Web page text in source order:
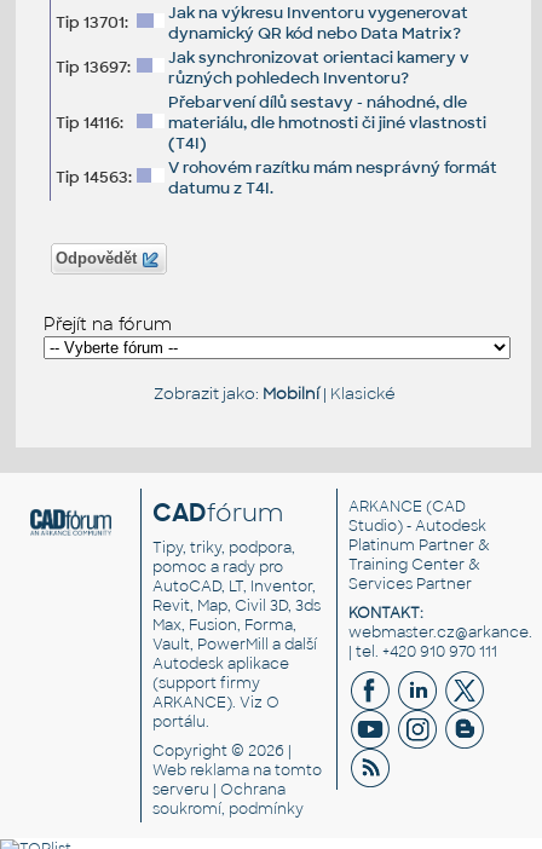
Tip 13701:
Jak na výkresu Inventoru vygenerovat
dynamický QR kód nebo Data Matrix?
Tip 13697:
Jak synchronizovat orientaci kamery v
různých pohledech Inventoru?
Tip 14116:
Přebarvení dílů sestavy - náhodné, dle
materiálu, dle hmotnosti či jiné vlastnosti
(T4I)
Tip 14563:
V rohovém razítku mám nesprávný formát
datumu z T4I.
Odpovědět
Přejít na fórum
Zobrazit jako: Mobilní| Klasické
CADfórum
Tipy, triky, podpora,
pomoc a rady pro
AutoCAD, LT, Inventor,
Revit, Map, Civil 3D, 3ds
Max, Fusion, Forma,
Vault, PowerMill a další
Autodesk aplikace
(support firmy
ARKANCE). VizO
portálu.
Copyright © 2026 |
Web reklama na tomto
serveru |Ochrana
soukromí, podmínky
ARKANCE (CAD
Studio) - Autodesk
Platinum Partner &
Training Center &
Services Partner
KONTAKT:
| tel. +420 910 970 111